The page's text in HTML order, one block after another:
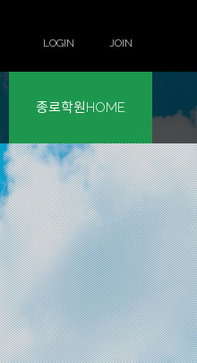
LOGIN JOIN
종로학원HOME